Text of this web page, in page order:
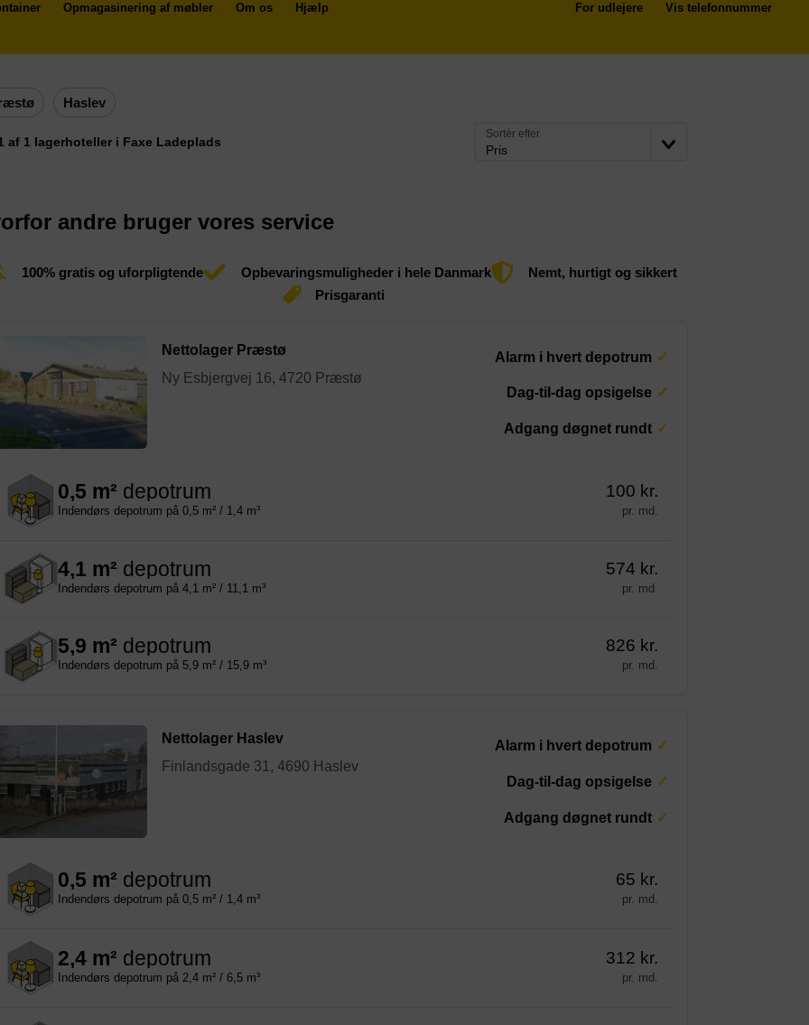
Opmagasinering af møbler Om os Hjælp For udlejere Vis telefonnummer
Haslev
af 1 lagerhoteller i Faxe Ladeplads
Pris
Sortér efter
andre bruger vores service
100% gratis og uforpligtende Opbevaringsmuligheder i hele Danmark
Nemt, hurtigt og sikkert
Prisgaranti
Nettolager Præstø
Ny Esbjergvej 16, 4720 Præstø
Alarm i hvert depotrum
Dag-til-dag opsigelse
Adgang døgnet rundt
0,5 m² depotrum
Indendørs depotrum på 0,5 m² / 1,4 m³
100 kr.
pr. md.
4,1 m² depotrum
Indendørs depotrum på 4,1 m² / 11,1 m³
574 kr.
pr. md.
5,9 m² depotrum
Indendørs depotrum på 5,9 m² / 15,9 m³
826 kr.
pr. md.
Nettolager Haslev
Finlandsgade 31, 4690 Haslev
Alarm i hvert depotrum
Dag-til-dag opsigelse
Adgang døgnet rundt
0,5 m² depotrum
Indendørs depotrum på 0,5 m² / 1,4 m³
65 kr.
pr. md.
2,4 m² depotrum
Indendørs depotrum på 2,4 m² / 6,5 m³
312 kr.
pr. md.